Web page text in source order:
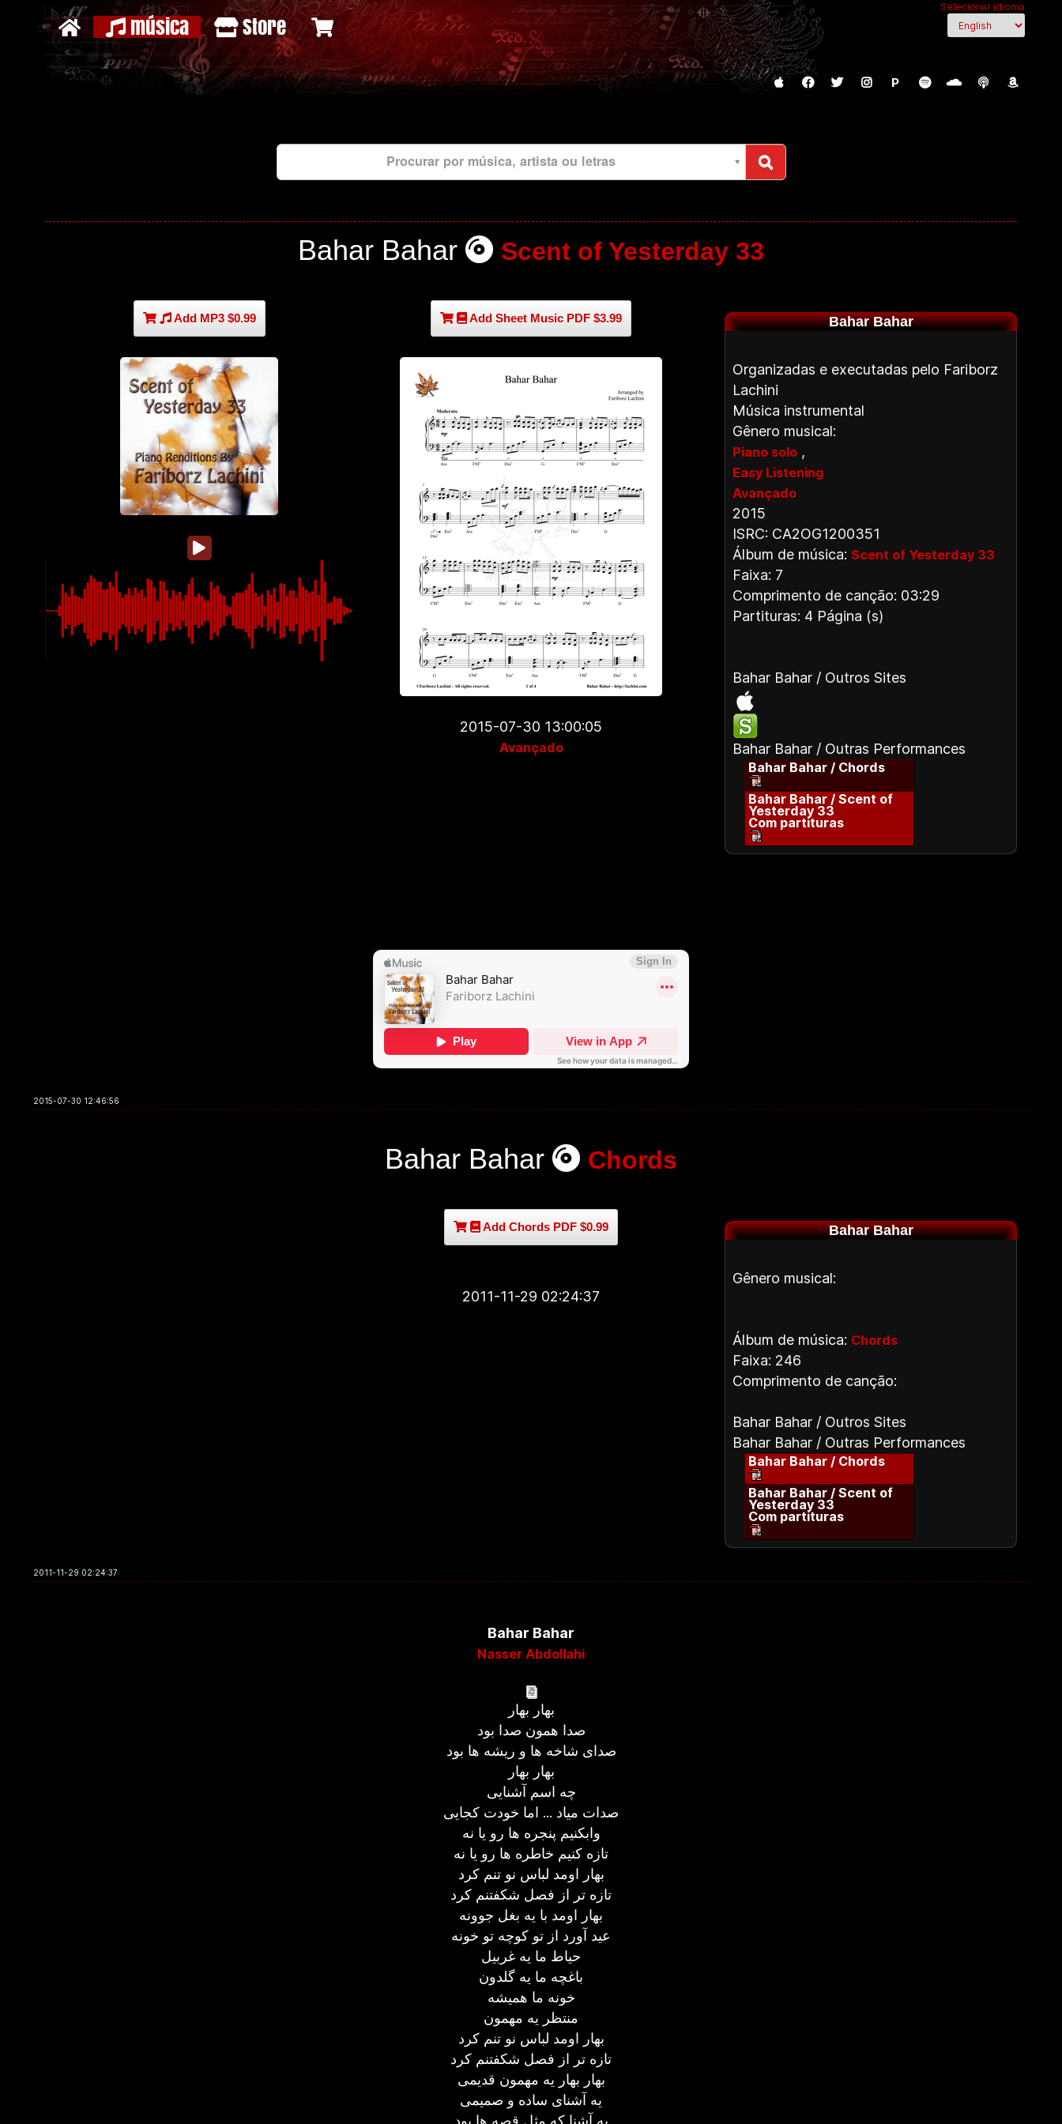
Selecionar idioma
música Store
P
Procurar por música, artista ou letras
Bahar Bahar Scent of Yesterday 33
Add MP3 $0.99 Add Sheet Music PDF $3.99
2015-07-30 13:00:05
Avançado
Bahar Bahar
Organizadas e executadas pelo Fariborz
Lachini
Música instrumental
Gênero musical:
Piano solo ,
Easy Listening
Avançado
2015
ISRC: CA2OG1200351
Álbum de música: Scent of Yesterday 33
Faixa: 7
Comprimento de canção: 03:29
Partituras: 4 Página (s)
Bahar Bahar / Outros Sites
Bahar Bahar / Outras Performances
Bahar Bahar / Chords
Bahar Bahar / Scent of
Yesterday 33
Com partituras
2015-07-30 12:46:56
Bahar Bahar Chords
Add Chords PDF $0.99
2011-11-29 02:24:37
Bahar Bahar
Gênero musical:
Álbum de música: Chords
Faixa: 246
Comprimento de canção:
Bahar Bahar / Outros Sites
Bahar Bahar / Outras Performances
Bahar Bahar / Chords
Bahar Bahar / Scent of
Yesterday 33
Com partituras
2011-11-29 02:24:37
Bahar Bahar
Nasser Abdollahi
بهار بهار
صدا همون صدا بود
صدای شاخه ها و ریشه ها بود
بهار بهار
چه اسم آشنایی
صدات میاد ... اما خودت کجایی
وابکنیم پنجره ها رو یا نه
تازه کنیم خاطره ها رو یا نه
بهار اومد لباس نو تنم کرد
تازه تر از فصل شکفتنم کرد
بهار اومد با یه بغل جوونه
عید آورد از تو کوچه تو خونه
حیاط ما یه غربیل
باغچه ما یه گلدون
خونه ما همیشه
منتظر یه مهمون
بهار اومد لباس نو تنم کرد
تازه تر از فصل شکفتنم کرد
بهار بهار یه مهمون قدیمی
یه آشنای ساده و صمیمی
یه آشنا که مثل قصه ها بود